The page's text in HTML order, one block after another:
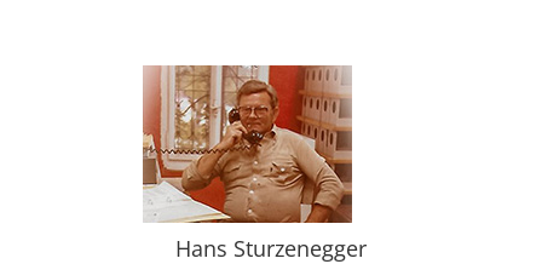
Hans Sturzenegger